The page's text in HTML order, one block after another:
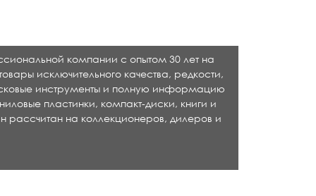
компании с опытом 30 лет на
исключительного качества, редкости,
инструменты и полную информацию
пластинки, компакт-диски, книги и
рассчитан на коллекционеров, дилеров и